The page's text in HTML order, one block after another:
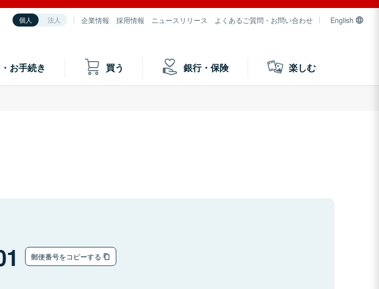
個人 法人 企業情報 採用情報 ニュースリリース よくあるご質問・お問い合わせ English
お手続き 買う 銀行・保険 楽しむ
郵便番号をコピーする